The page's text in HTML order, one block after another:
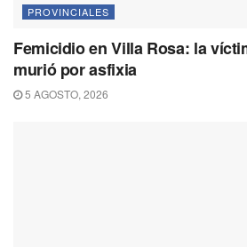
PROVINCIALES
Femicidio en Villa Rosa: la
murió por asfixia
5 AGOSTO, 2026